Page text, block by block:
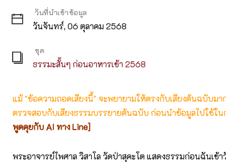
วันที่นำเข้าข้อมูล
วันจันทร์, 06 ตุลาคม 2568
ชุด
ธรรมะสั้นๆ ก่อนอาหารเช้า 2568
แม้ "ข้อความถอดเสียงนี้" จะพยายามให้ตรงกับเสียงต้นฉบับม
ตรวจสอบกับเสียงธรรมบรรยายต้นฉบับ ก่อนนำข้อมูลไปใช้ใน
พูดคุยกับ AI ทาง Line]
พระอาจารย์ไพศาล วิสาโล วัดป่าสุคะโต แสดงธรรมก่อนฉันเช้า